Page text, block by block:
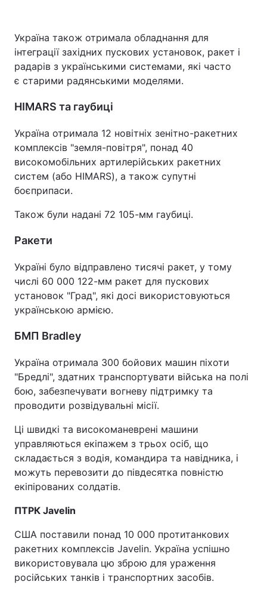
Україна також отримала обладнання для
інтеграції західних пускових установок, ракет і
радарів з українськими системами, які часто
є старими радянськими моделями.
HIMARS та гаубиці
Україна отримала 12 новітніх зенітно-ракетних
комплексів "земля-повітря", понад 40
високомобільних артилерійських ракетних
систем (або HIMARS), а також супутні
боєприпаси.
Також були надані 72 105-мм гаубиці.
Ракети
Україні було відправлено тисячі ракет, у тому
числі 60 000 122-мм ракет для пускових
установок "Град", які досі використовуються
українською армією.
БМП Bradley
Україна отримала 300 бойових машин піхоти
"Бредлі", здатних транспортувати війська на полі
бою, забезпечувати вогневу підтримку та
проводити розвідувальні місії.
Ці швидкі та високоманеврені машини
управляються екіпажем з трьох осіб, що
складається з водія, командира та навідника, і
можуть перевозити до півдесятка повністю
екіпірованих солдатів.
ПТРК Javelin
США поставили понад 10 000 протитанкових
ракетних комплексів Javelin. Україна успішно
використовувала цю зброю для ураження
російських танків і транспортних засобів.